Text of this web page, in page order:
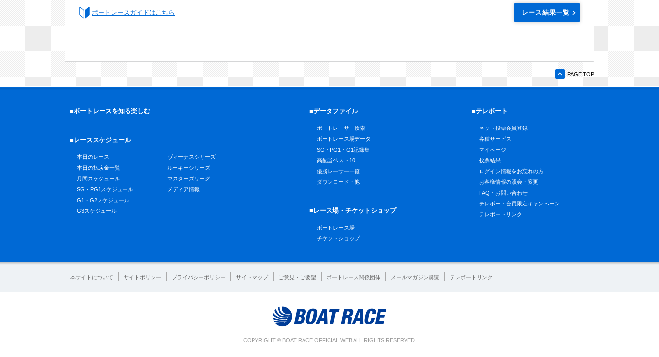
ボートレースガイドはこちら レース結果一覧
PAGE TOP
■ボートレースを知る楽しむ
■レーススケジュール
本日のレース
本日の払戻金一覧
月間スケジュール
SG・PG1スケジュール
G1・G2スケジュール
G3スケジュール
ヴィーナスシリーズ
ルーキーシリーズ
マスターズリーグ
メディア情報
■データファイル
ボートレーサー検索
ボートレース場データ
SG・PG1・G1記録集
高配当ベスト10
優勝レーサー一覧
ダウンロード・他
■レース場・チケットショップ
ボートレース場
チケットショップ
■テレボート
ネット投票会員登録
各種サービス
マイページ
投票結果
ログイン情報をお忘れの方
お客様情報の照会・変更
FAQ・お問い合わせ
テレボート会員限定キャンペーン
テレボートリンク
本サイトについて サイトポリシー プライバシーポリシー サイトマップ ご意見・ご要望 ボートレース関係団体 メールマガジン購読 テレボートリンク
COPYRIGHT © BOAT RACE OFFICIAL WEB ALL RIGHTS RESERVED.